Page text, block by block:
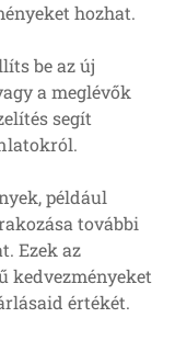
hozhat.
be az új
a meglévők
segít
például
további
Ezek az
kedvezményeket
értékét.